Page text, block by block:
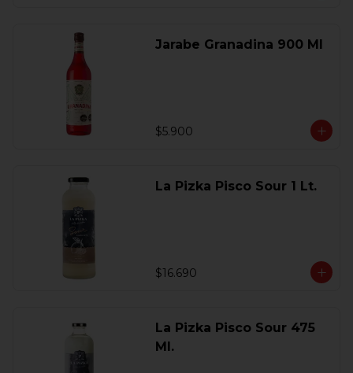
Jarabe Granadina 900 Ml
$5.900
La Pizka Pisco Sour 1 Lt.
$16.690
La Pizka Pisco Sour 475
Ml.